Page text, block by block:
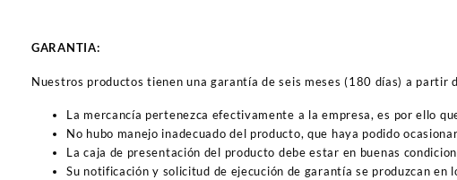
GARANTIA:
Nuestros productos tienen una garantía de seis meses (180 días) a
La mercancía pertenezca efectivamente a la empresa, es por ello
No hubo manejo inadecuado del producto, que haya podido
La caja de presentación del producto debe estar en buenas
Su notificación y solicitud de ejecución de garantía se produzcan en